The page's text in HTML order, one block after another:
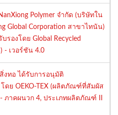
Polymer จำกัด (บริษัทใน
Global Corporation สาขาไทนัน)
บรองโดย Global Recycled
- เวอร์ชัน 4.0
งทอ ได้รับการอนุมัติ
ดย OEKO-TEX (ผลิตภัณฑ์ที่สัมผัส
ภาคผนวก 4, ประเภทผลิตภัณฑ์ II